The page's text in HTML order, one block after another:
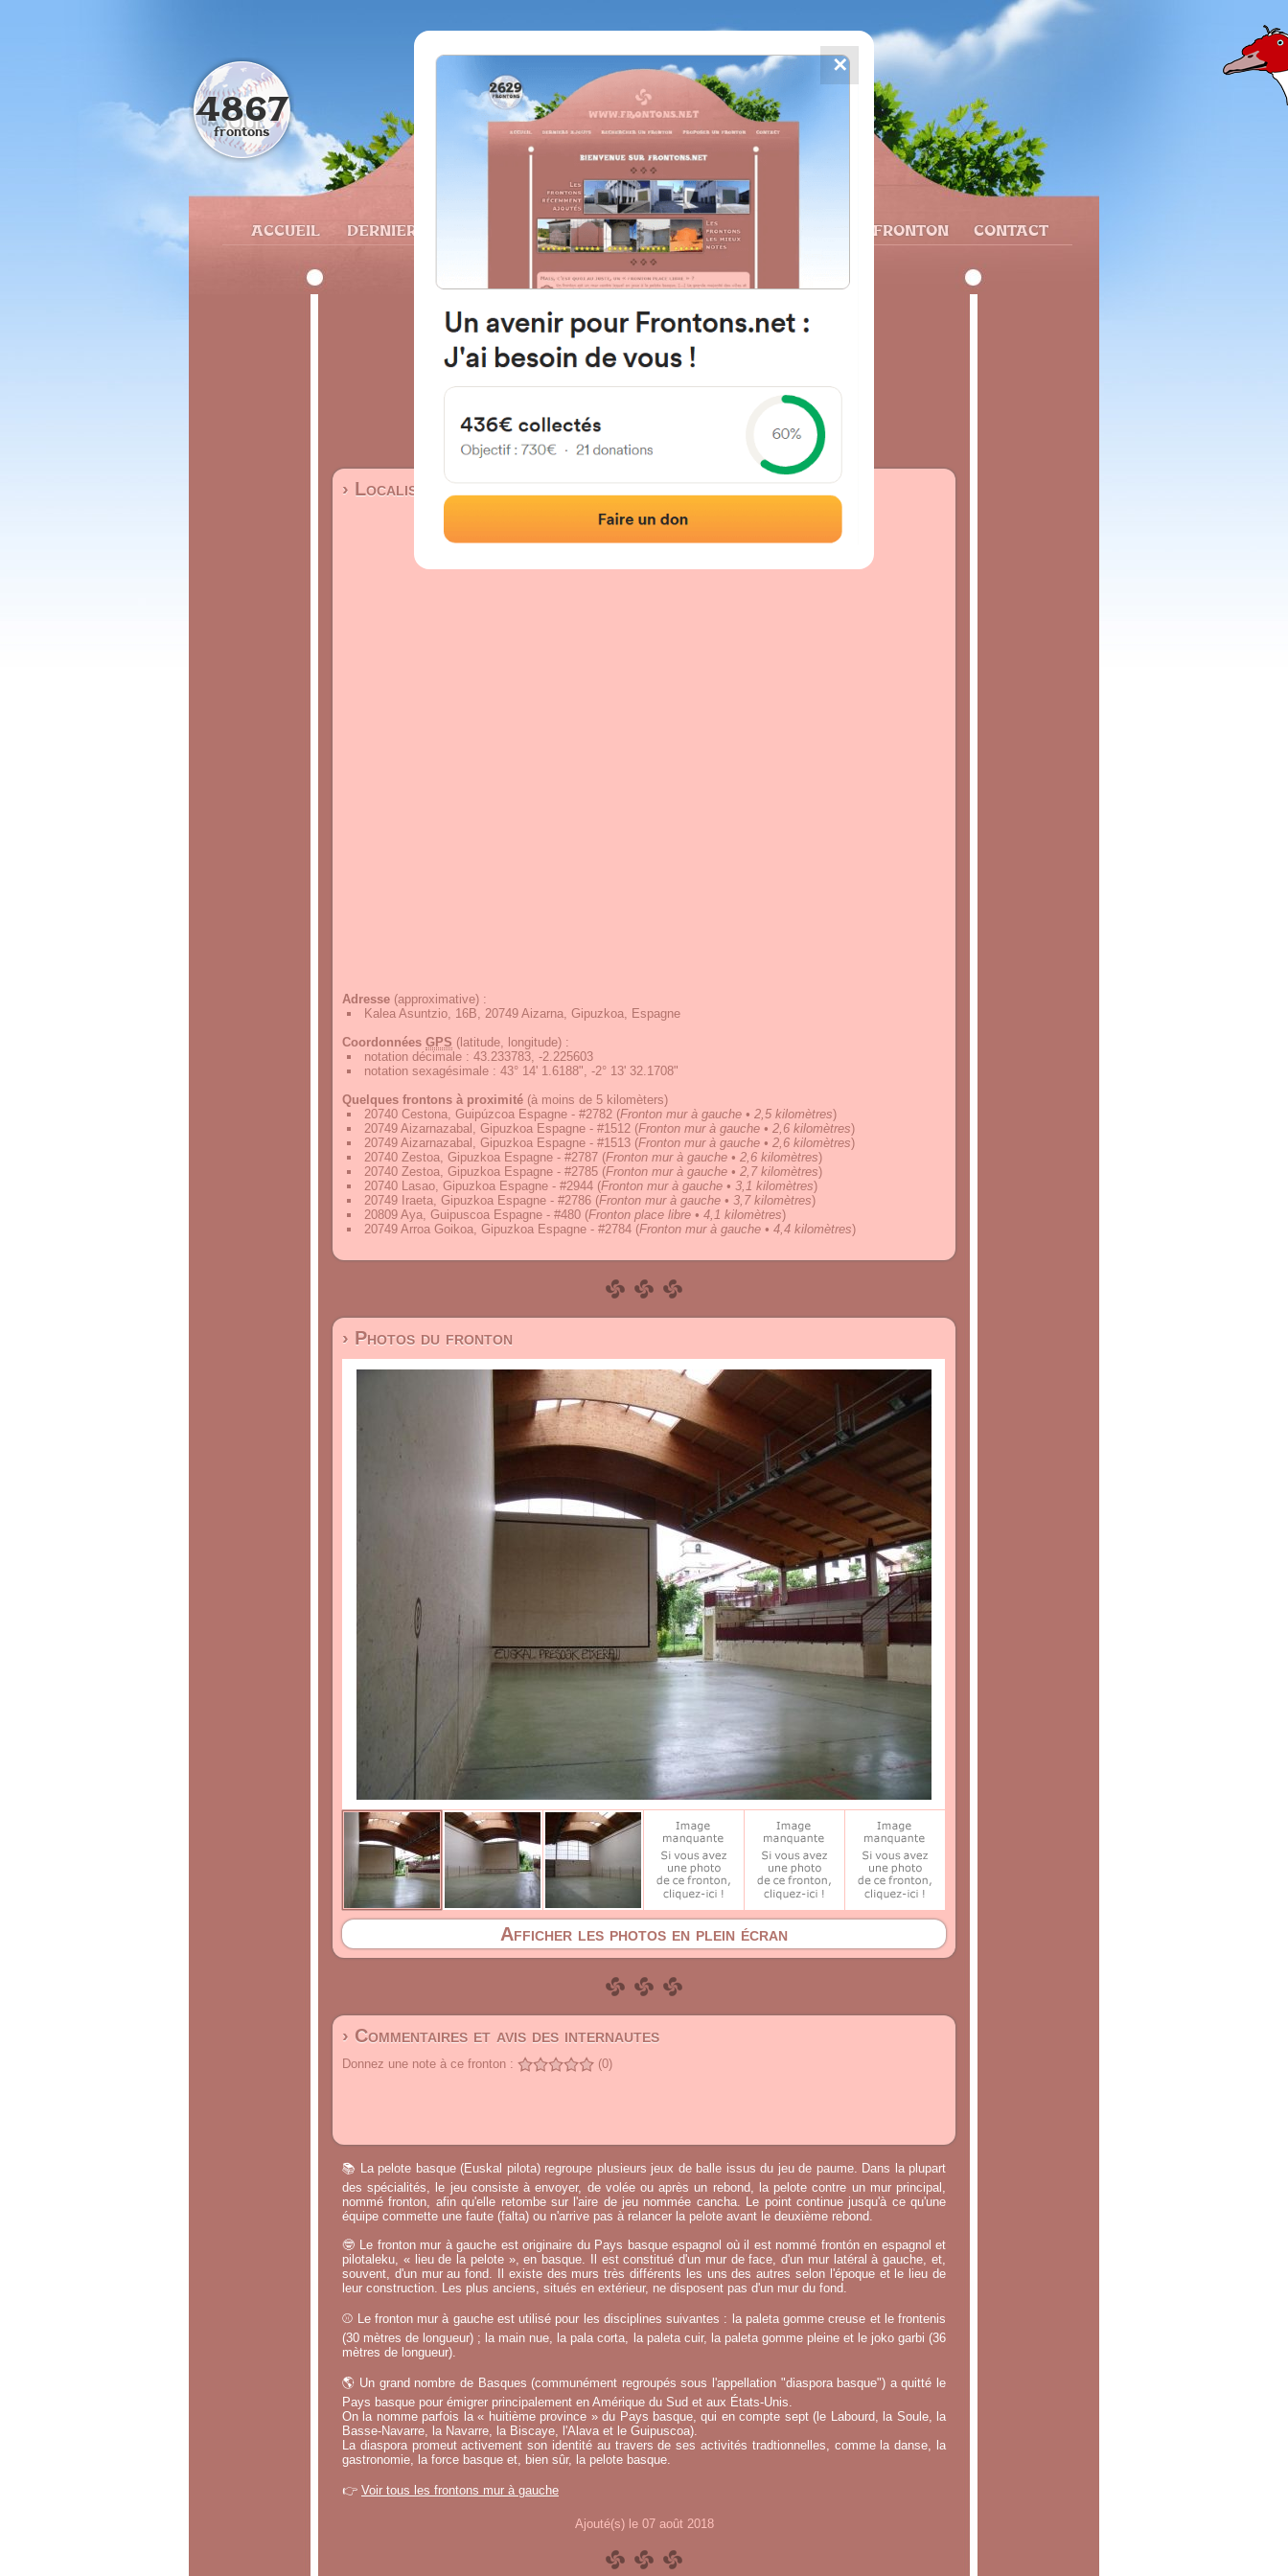
FRONTONS.NET
ACCUEIL DERNIERS AJOUTS RECHERCHER UN FRONTON PROPOSER UN FRONTON CONTACT
4867
frontons
20749 Aizarna, Gipuzkoa Espagne
Kalea Asuntzio 16B
#2783
Localisation|Photos|Commentaires et avis
› Localisation du fronton
Adresse (approximative) :
Kalea Asuntzio, 16B, 20749 Aizarna, Gipuzkoa, Espagne
Coordonnées GPS (latitude, longitude) :
notation décimale : 43.233783, -2.225603
notation sexagésimale : 43° 14' 1.6188", -2° 13' 32.1708"
Quelques frontons à proximité (à moins de 5 kilomèters)
20740 Cestona, Guipúzcoa Espagne - #2782 (Fronton mur à gauche • 2,5 kilomètres)
20749 Aizarnazabal, Gipuzkoa Espagne - #1512 (Fronton mur à gauche • 2,6 kilomètres)
20749 Aizarnazabal, Gipuzkoa Espagne - #1513 (Fronton mur à gauche • 2,6 kilomètres)
20740 Zestoa, Gipuzkoa Espagne - #2787 (Fronton mur à gauche • 2,6 kilomètres)
20740 Zestoa, Gipuzkoa Espagne - #2785 (Fronton mur à gauche • 2,7 kilomètres)
20740 Lasao, Gipuzkoa Espagne - #2944 (Fronton mur à gauche • 3,1 kilomètres)
20749 Iraeta, Gipuzkoa Espagne - #2786 (Fronton mur à gauche • 3,7 kilomètres)
20809 Aya, Guipuscoa Espagne - #480 (Fronton place libre • 4,1 kilomètres)
20749 Arroa Goikoa, Gipuzkoa Espagne - #2784 (Fronton mur à gauche • 4,4 kilomètres)
› Photos du fronton
Afficher les photos en plein écran
› Commentaires et avis des internautes
Donnez une note à ce fronton : (0)
📚 La pelote basque (Euskal pilota) regroupe plusieurs jeux de balle issus du jeu de paume. Dans la plupart
des spécialités, le jeu consiste à envoyer, de volée ou après un rebond, la pelote contre un mur principal,
nommé fronton, afin qu'elle retombe sur l'aire de jeu nommée cancha. Le point continue jusqu'à ce qu'une
équipe commette une faute (falta) ou n'arrive pas à relancer la pelote avant le deuxième rebond.
🤓 Le fronton mur à gauche est originaire du Pays basque espagnol où il est nommé frontón en espagnol et
pilotaleku, « lieu de la pelote », en basque. Il est constitué d'un mur de face, d'un mur latéral à gauche, et,
souvent, d'un mur au fond. Il existe des murs très différents les uns des autres selon l'époque et le lieu de
leur construction. Les plus anciens, situés en extérieur, ne disposent pas d'un mur du fond.
⚾ Le fronton mur à gauche est utilisé pour les disciplines suivantes : la paleta gomme creuse et le frontenis
(30 mètres de longueur) ; la main nue, la pala corta, la paleta cuir, la paleta gomme pleine et le joko garbi (36
mètres de longueur).
🌎 Un grand nombre de Basques (communément regroupés sous l'appellation "diaspora basque") a quitté le
Pays basque pour émigrer principalement en Amérique du Sud et aux États-Unis.
On la nomme parfois la « huitième province » du Pays basque, qui en compte sept (le Labourd, la Soule, la
Basse-Navarre, la Navarre, la Biscaye, l'Alava et le Guipuscoa).
La diaspora promeut activement son identité au travers de ses activités tradtionnelles, comme la danse, la
gastronomie, la force basque et, bien sûr, la pelote basque.
👉 Voir tous les frontons mur à gauche
Ajouté(s) le 07 août 2018
✕